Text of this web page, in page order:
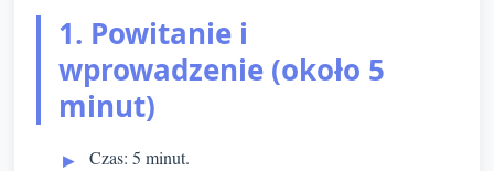
1. Powitanie i
wprowadzenie (około 5
minut)
Czas: 5 minut.